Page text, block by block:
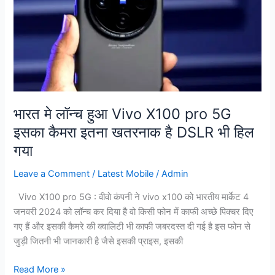
भारत मे लॉन्च हुआ Vivo X100 pro 5G
इसका कैमरा इतना खतरनाक है DSLR भी हिल
गया
Leave a Comment / Latest Mobile /Admin
Vivo X100 pro 5G : वीवो कंपनी ने vivo x100 को भारतीय मार्केट 4
जनवरी 2024 को लॉन्च कर दिया है वो किसी फोन में काफी अच्छे पिक्चर दिए
गए हैं और इसकी कैमरे की क्वालिटी भी काफी जबरदस्त दी गई है इस फोन से
जुड़ी जितनी भी जानकारी है जैसे इसकी प्राइस, इसकी
X100
5G
कैमरा
इतना
है
DSLR
भी
हिल
गया
Read More »